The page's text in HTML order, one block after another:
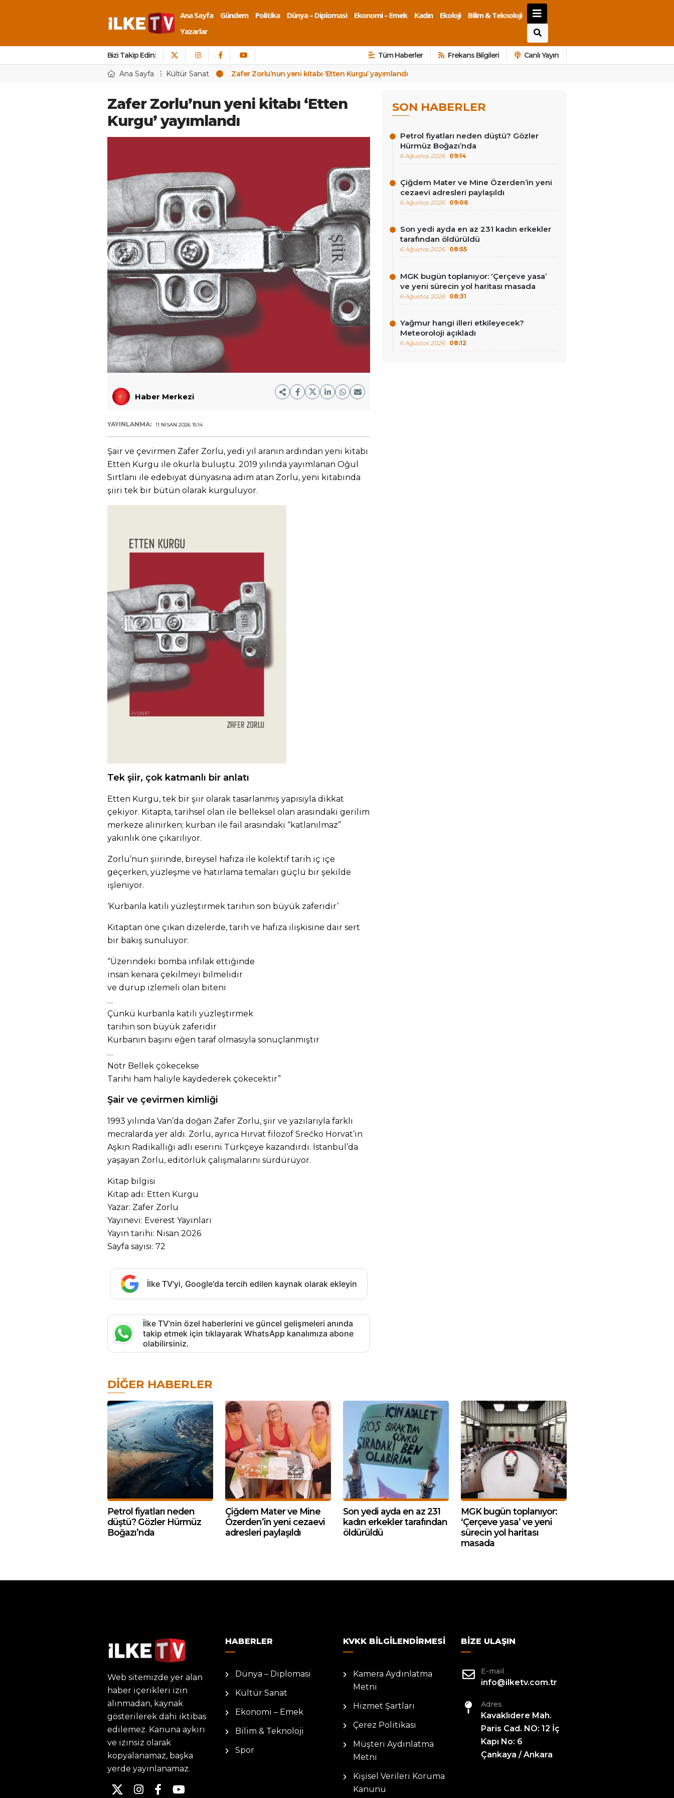
Ana Sayfa Gündem Politika Dünya – Diplomasi Ekonomi – Emek Kadın Ekoloji
Bilim & Teknoloji
Yazarlar
Bizi Takip Edin: Tüm Haberler Frekans Bilgileri Canlı Yayın
Ana Sayfa Kültür Sanat Zafer Zorlu’nun yeni kitabı ‘Etten Kurgu’ yayımlandı
Zafer Zorlu’nun yeni kitabı ‘Etten
Kurgu’ yayımlandı
Haber Merkezi
YAYINLANMA: 11 NISAN 2026 15:14
Şair ve çevirmen Zafer Zorlu, yedi yıl aranın ardından yeni kitabı
Etten Kurgu ile okurla buluştu. 2019 yılında yayımlanan Oğul
Sırtlanı ile edebiyat dünyasına adım atan Zorlu, yeni kitabında
şiiri tek bir bütün olarak kurguluyor.
Tek şiir, çok katmanlı bir anlatı
Etten Kurgu, tek bir şiir olarak tasarlanmış yapısıyla dikkat
çekiyor. Kitapta, tarihsel olan ile belleksel olan arasındaki gerilim
merkeze alınırken; kurban ile fail arasındaki “katlanılmaz”
yakınlık öne çıkarılıyor.
Zorlu’nun şiirinde, bireysel hafıza ile kolektif tarih iç içe
geçerken, yüzleşme ve hatırlama temaları güçlü bir şekilde
işleniyor.
‘Kurbanla katili yüzleştirmek tarihin son büyük zaferidir’
Kitaptan öne çıkan dizelerde, tarih ve hafıza ilişkisine dair sert
bir bakış sunuluyor:
“Üzerindeki bomba infilak ettiğinde
insan kenara çekilmeyi bilmelidir
ve durup izlemeli olan biteni
…
Çünkü kurbanla katili yüzleştirmek
tarihin son büyük zaferidir
Kurbanın başını eğen taraf olmasıyla sonuçlanmıştır
…
Nötr Bellek çökecekse
Tarihi ham haliyle kaydederek çökecektir”
Şair ve çevirmen kimliği
1993 yılında Van’da doğan Zafer Zorlu, şiir ve yazılarıyla farklı
mecralarda yer aldı. Zorlu, ayrıca Hırvat filozof Srećko Horvat’ın
Aşkın Radikalliği adlı eserini Türkçeye kazandırdı. İstanbul’da
yaşayan Zorlu, editörlük çalışmalarını sürdürüyor.
Kitap bilgisi
Kitap adı: Etten Kurgu
Yazar: Zafer Zorlu
Yayınevi: Everest Yayınları
Yayın tarihi: Nisan 2026
Sayfa sayısı: 72
İlke TV'yi, Google'da tercih edilen kaynak olarak ekleyin
İlke TV’nin özel haberlerini ve güncel gelişmeleri anında
takip etmek için tıklayarak WhatsApp kanalımıza abone
olabilirsiniz.
SON HABERLER
Petrol fiyatları neden düştü? Gözler
Hürmüz Boğazı’nda
6 Ağustos 2026 09:14
Çiğdem Mater ve Mine Özerden’in yeni
cezaevi adresleri paylaşıldı
6 Ağustos 2026 09:06
Son yedi ayda en az 231 kadın erkekler
tarafından öldürüldü
6 Ağustos 2026 08:55
MGK bugün toplanıyor: ‘Çerçeve yasa’
ve yeni sürecin yol haritası masada
6 Ağustos 2026 08:31
Yağmur hangi illeri etkileyecek?
Meteoroloji açıkladı
6 Ağustos 2026 08:12
DIĞER HABERLER
Petrol fiyatları neden
düştü? Gözler Hürmüz
Boğazı’nda
Çiğdem Mater ve Mine
Özerden’in yeni cezaevi
adresleri paylaşıldı
Son yedi ayda en az 231
kadın erkekler tarafından
öldürüldü
MGK bugün toplanıyor:
‘Çerçeve yasa’ ve yeni
sürecin yol haritası
masada
Web sitemizde yer alan
haber içerikleri izin
alınmadan, kaynak
gösterilerek dahi iktibas
edilemez. Kanuna aykırı
ve izinsiz olarak
kopyalanamaz, başka
yerde yayınlanamaz.
HABERLER
Dünya – Diplomasi
Kültür Sanat
Ekonomi – Emek
Bilim & Teknoloji
Spor
KVKK BILGILENDIRMESI
Kamera Aydınlatma
Metni
Hizmet Şartları
Çerez Politikası
Müşteri Aydınlatma
Metni
Kişisel Verileri Koruma
Kanunu
BIZE ULAŞIN
E-mail
info@ilketv.com.tr
Adres
Kavaklıdere Mah.
Paris Cad. NO: 12 İç
Kapı No: 6
Çankaya / Ankara